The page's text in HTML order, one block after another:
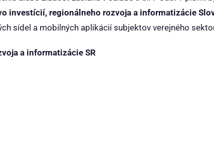
investícií, regionálneho rozvoja a informatizácie
sídel a mobilných aplikácií subjektov verejného
a informatizácie SR